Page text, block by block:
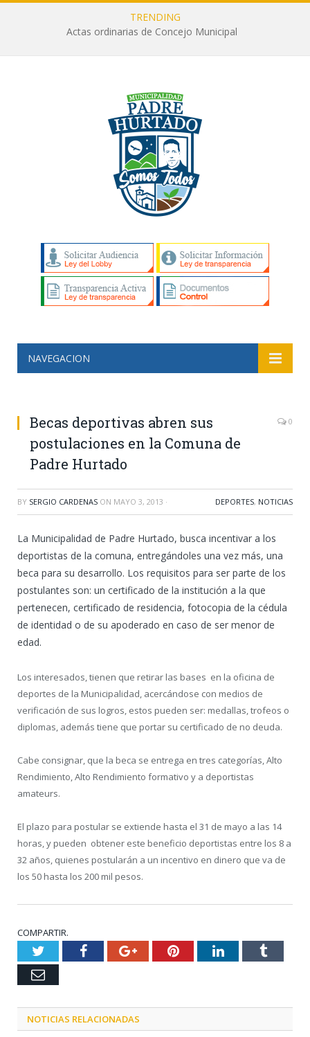
TRENDING
Actas ordinarias de Concejo Municipal
NAVEGACION
Becas deportivas abren sus
postulaciones en la Comuna de
Padre Hurtado
0
BY SERGIO CARDENAS ON MAYO 3, 2013 · DEPORTES, NOTICIAS
La Municipalidad de Padre Hurtado, busca incentivar a los
deportistas de la comuna, entregándoles una vez más, una
beca para su desarrollo. Los requisitos para ser parte de los
postulantes son: un certificado de la institución a la que
pertenecen, certificado de residencia, fotocopia de la cédula
de identidad o de su apoderado en caso de ser menor de
edad.
Los interesados, tienen que retirar las bases en la oficina de
deportes de la Municipalidad, acercándose con medios de
verificación de sus logros, estos pueden ser: medallas, trofeos o
diplomas, además tiene que portar su certificado de no deuda.
Cabe consignar, que la beca se entrega en tres categorías, Alto
Rendimiento, Alto Rendimiento formativo y a deportistas
amateurs.
El plazo para postular se extiende hasta el 31 de mayo a las 14
horas, y pueden obtener este beneficio deportistas entre los 8 a
32 años, quienes postularán a un incentivo en dinero que va de
los 50 hasta los 200 mil pesos.
COMPARTIR.
TwitterFacebookGoogle+PinterestLinkedInTumblr
Email
NOTICIAS RELACIONADAS